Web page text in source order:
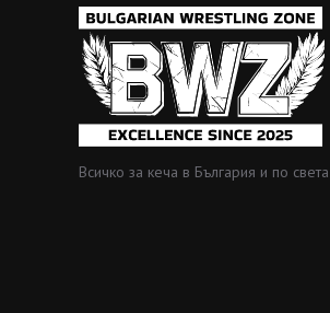
Всичко за кеча в България и по света